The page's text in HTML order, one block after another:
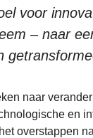
voor
– naar
naar
en
overstappen